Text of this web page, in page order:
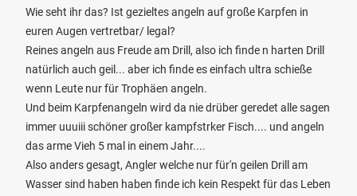
Wie seht ihr das? Ist gezieltes angeln auf große Karpfen in
euren Augen vertretbar/ legal?
Reines angeln aus Freude am Drill, also ich finde n harten Drill
natürlich auch geil... aber ich finde es einfach ultra schieße
wenn Leute nur für Trophäen angeln.
Und beim Karpfenangeln wird da nie drüber geredet alle sagen
immer uuuiii schöner großer kampfstrker Fisch.... und angeln
das arme Vieh 5 mal in einem Jahr....
Also anders gesagt, Angler welche nur für'n geilen Drill am
Wasser sind haben haben finde ich kein Respekt für das Leben